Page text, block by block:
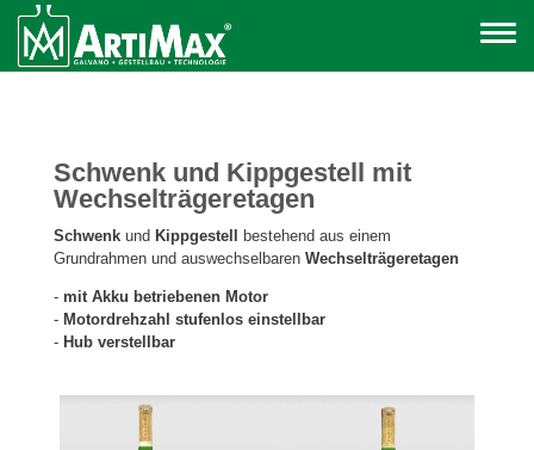
Schwenk und Kippgestell mit
Wechselträgeretagen
Schwenkund Kippgestell
bestehend aus einem
Grundrahmen und auswechselbaren Wechselträgeretagen
- mit Akku betriebenen Motor
- Motordrehzahl stufenlos einstellbar
- Hub verstellbar